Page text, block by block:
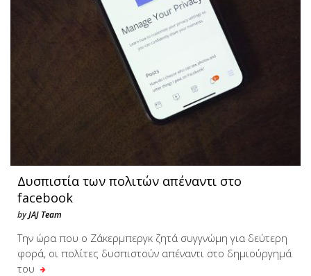
Δυσπιστία των πολιτών απέναντι στο
facebook
byJAJ Team
Tην ώρα που ο Ζάκερμπεργκ ζητά συγγνώμη για δεύτερη
φορά, οι πολίτες δυσπιστούν απέναντι στο δημιούργημά
του